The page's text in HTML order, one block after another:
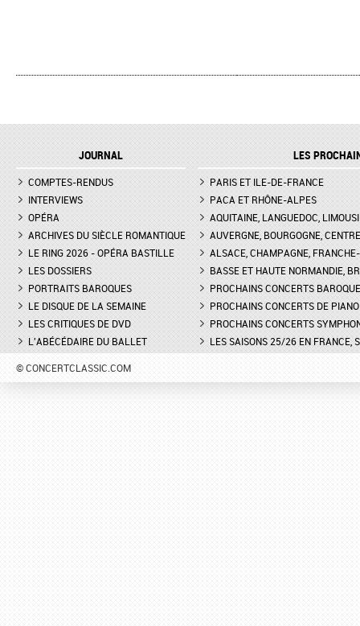
JOURNAL
COMPTES-RENDUS
INTERVIEWS
OPÉRA
ARCHIVES DU SIÈCLE ROMANTIQUE
LE RING 2026 - OPÉRA BASTILLE
LES DOSSIERS
PORTRAITS BAROQUES
LE DISQUE DE LA SEMAINE
LES CRITIQUES DE DVD
L'ABÉCÉDAIRE DU BALLET
LES
PARIS ET ILE-DE-FRANCE
PACA ET RHÔNE-ALPES
AQUITAINE, LANGUEDOC,
AUVERGNE, BOURGOGNE, CENTRE
ALSACE, CHAMPAGNE,
BASSE ET HAUTE NORMANDIE,
PROCHAINS CONCERTS
PROCHAINS CONCERTS DE PIANO
PROCHAINS CONCERTS
LES SAISONS 25/26 EN FRANCE,
© CONCERTCLASSIC.COM